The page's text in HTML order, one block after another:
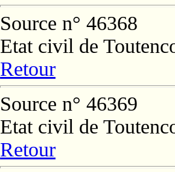
Source n° 46368
Etat civil de
Retour
Source n° 46369
Etat civil de
Retour